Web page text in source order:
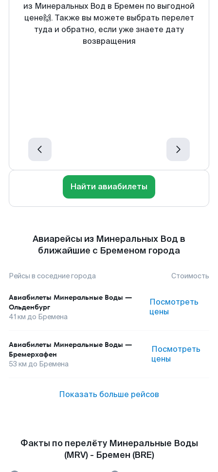
из Минеральных Вод в Бремен по выгодной
цене🙌. Также вы можете выбрать перелет
туда и обратно, если уже знаете дату
возвращения
Найти авиабилеты
Авиарейсы из Минеральных Вод в
ближайшие с Бременом города
Рейсы в соседние города Стоимость
Авиабилеты Минеральные Воды —
Ольденбург
41 км до Бремена
Посмотреть
цены
Авиабилеты Минеральные Воды —
Бремерхафен
53 км до Бремена
Посмотреть
цены
Показать больше рейсов
Факты по перелёту Минеральные Воды
(MRV) - Бремен (BRE)